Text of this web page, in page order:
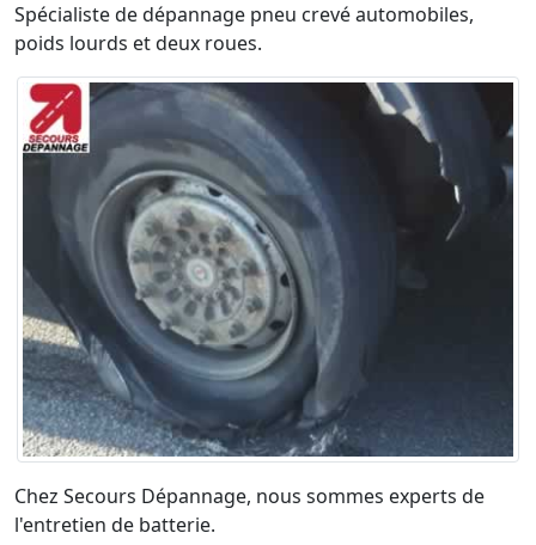
Spécialiste de dépannage pneu crevé automobiles,
poids lourds et deux roues.
Chez Secours Dépannage, nous sommes experts de
l'entretien de batterie.